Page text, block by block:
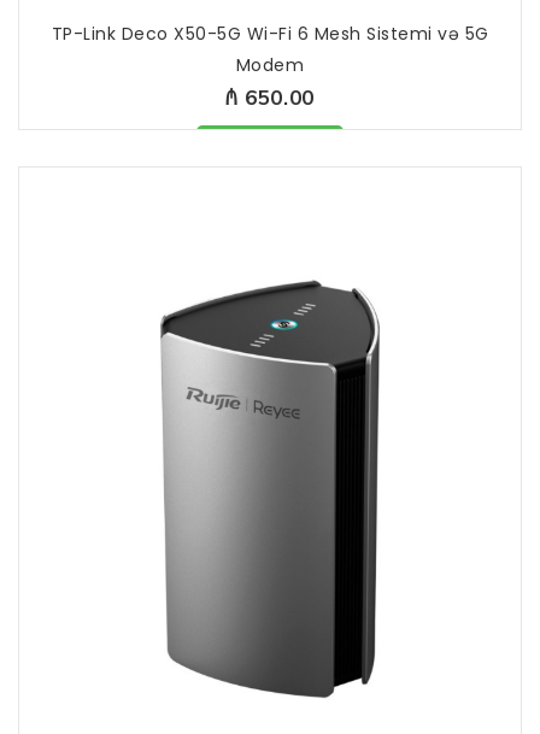
TP-Link Deco X50-5G Wi-Fi 6 Mesh Sistemi və 5G
Modem
₼ 650.00
Məhsul mövcüddur